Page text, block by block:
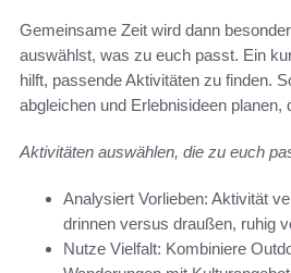
Gemeinsame Zeit wird dann
auswählst, was zu euch passt. Ein
hilft, passende Aktivitäten zu finden.
abgleichen und Erlebnisideen planen,
Aktivitäten auswählen, die zu euch
Analysiert Vorlieben: Aktivität
drinnen versus draußen, ruhig
Nutze Vielfalt: Kombiniere